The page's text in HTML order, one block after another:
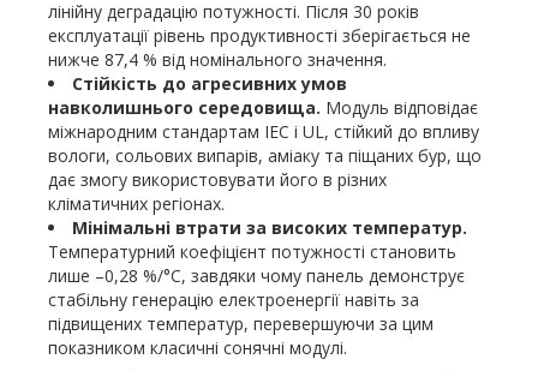
лінійну деградацію потужності. Після 30 років
експлуатації рівень продуктивності зберігається не
нижче 87,4 % від номінального значення.
Стійкість до агресивних умов
навколишнього середовища. Модуль відповідає
міжнародним стандартам IEC і UL, стійкий до впливу
вологи, сольових випарів, аміаку та піщаних бур, що
дає змогу використовувати його в різних
кліматичних регіонах.
Мінімальні втрати за високих температур.
Температурний коефіцієнт потужності становить
лише –0,28 %/°C, завдяки чому панель демонструє
стабільну генерацію електроенергії навіть за
підвищених температур, перевершуючи за цим
показником класичні сонячні модулі.